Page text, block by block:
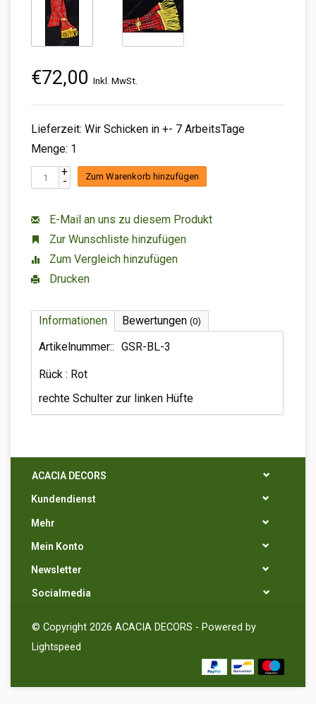
€72,00 Inkl. MwSt.
Lieferzeit: Wir Schicken in +- 7 ArbeitsTage
Menge: 1
+
- Zum Warenkorb hinzufügen
E-Mail an uns zu diesem Produkt
Zur Wunschliste hinzufügen
Zum Vergleich hinzufügen
Drucken
Informationen Bewertungen (0)
Artikelnummer:: GSR-BL-3
Rück : Rot
rechte Schulter zur linken Hüfte
ACACIA DECORS
Kundendienst
Mehr
Mein Konto
Newsletter
Socialmedia
© Copyright 2026 ACACIA DECORS - Powered by
Lightspeed